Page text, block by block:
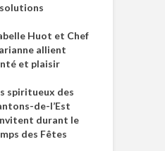
Huot et Chef
allient
et plaisir
spiritueux des
de-l’Est
durant le
des Fêtes